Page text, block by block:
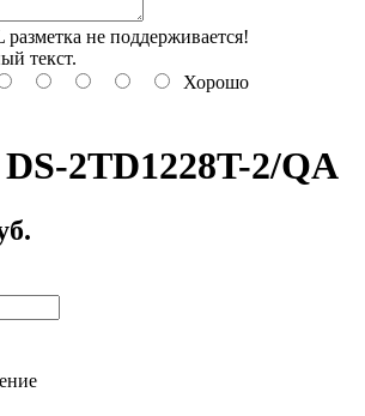
не поддерживается!
текст.
Хорошо
2TD1228T-2/QA